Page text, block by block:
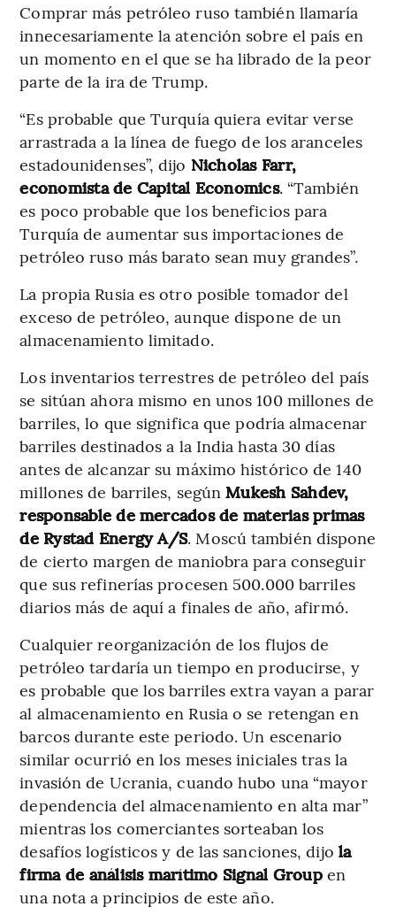
Comprar más petróleo ruso también llamaría
innecesariamente la atención sobre el país en
un momento en el que se ha librado de la peor
parte de la ira de Trump.
“Es probable que Turquía quiera evitar verse
arrastrada a la línea de fuego de los aranceles
estadounidenses”, dijo Nicholas Farr,
economista de Capital Economics. “También
es poco probable que los beneficios para
Turquía de aumentar sus importaciones de
petróleo ruso más barato sean muy grandes”.
La propia Rusia es otro posible tomador del
exceso de petróleo, aunque dispone de un
almacenamiento limitado.
Los inventarios terrestres de petróleo del país
se sitúan ahora mismo en unos 100 millones de
barriles, lo que significa que podría almacenar
barriles destinados a la India hasta 30 días
antes de alcanzar su máximo histórico de 140
millones de barriles, segúnMukesh Sahdev,
responsable de mercados de materias primas
de Rystad Energy A/S. Moscú también dispone
de cierto margen de maniobra para conseguir
que sus refinerías procesen 500.000 barriles
diarios más de aquí a finales de año, afirmó.
Cualquier reorganización de los flujos de
petróleo tardaría un tiempo en producirse, y
es probable que los barriles extra vayan a parar
al almacenamiento en Rusia o se retengan en
barcos durante este periodo. Un escenario
similar ocurrió en los meses iniciales tras la
invasión de Ucrania, cuando hubo una “mayor
dependencia del almacenamiento en alta mar”
mientras los comerciantes sorteaban los
desafíos logísticos y de las sanciones, dijo la
firma de análisis marítimo Signal Group en
una nota a principios de este año.